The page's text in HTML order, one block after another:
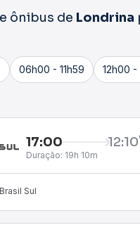
ônibus de Londrina
06h00 - 11h59 12h00 -
17:00 12:10
Duração: 19h 10m
Sul